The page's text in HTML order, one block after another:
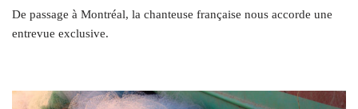
De passage à Montréal, la chanteuse française nous accorde une
entrevue exclusive.